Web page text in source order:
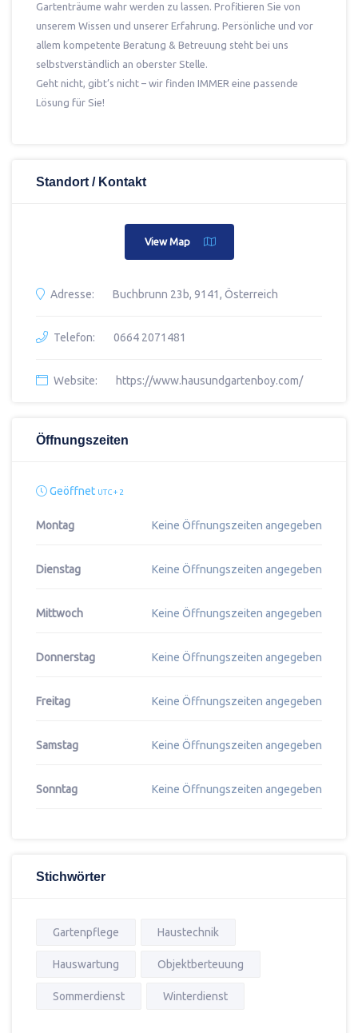
Gartenträume wahr werden zu lassen. Profitieren Sie von
unserem Wissen und unserer Erfahrung. Persönliche und vor
allem kompetente Beratung & Betreuung steht bei uns
selbstverständlich an oberster Stelle.
Geht nicht, gibt’s nicht – wir finden IMMER eine passende
Lösung für Sie!
Standort / Kontakt
View Map
Adresse: Buchbrunn 23b, 9141, Österreich
Telefon: 0664 2071481
Website: https://www.hausundgartenboy.com/
Öffnungszeiten
Geöffnet UTC + 2
Montag Keine Öffnungszeiten angegeben
Dienstag Keine Öffnungszeiten angegeben
Mittwoch Keine Öffnungszeiten angegeben
Donnerstag Keine Öffnungszeiten angegeben
Freitag Keine Öffnungszeiten angegeben
Samstag Keine Öffnungszeiten angegeben
Sonntag Keine Öffnungszeiten angegeben
Stichwörter
Gartenpflege Haustechnik
Hauswartung Objektberteuung
Sommerdienst Winterdienst